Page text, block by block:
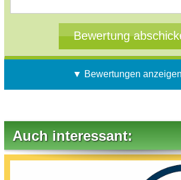
▼ Bewertungen
Auch interessant: